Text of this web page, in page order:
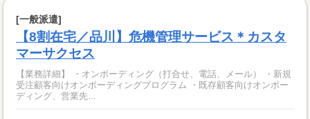
[一般派遣]
【8割在宅／品川】危機管理サービス＊カスタ
マーサクセス
【業務詳細】 ・オンボーディング（打合せ、電話、メール） ・新規
受注顧客向けオンボーディングプログラム ・既存顧客向けオンボー
ディング、営業先...